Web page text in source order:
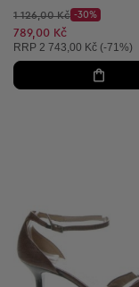
Původní cena:
1 126,00 Kč
Discount Price:
-30%
Snížená cena:
789,00 Kč
Doporučená cena:
RRP 2 743,00 Kč (-71%)